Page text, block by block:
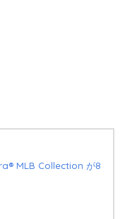
MLB Collection が8